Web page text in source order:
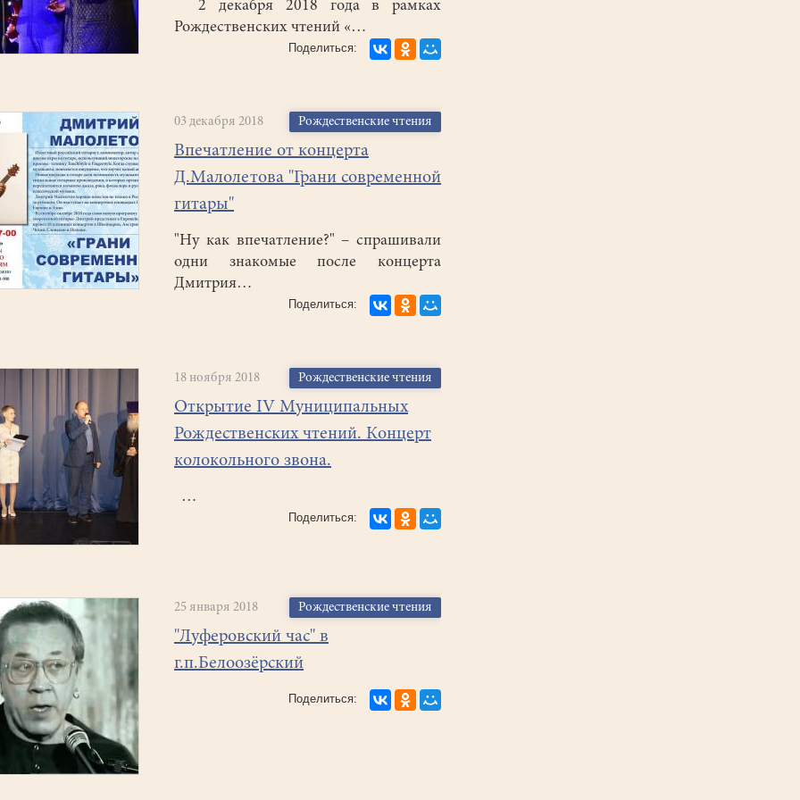
2 декабря 2018 года в рамках
Рождественских чтений «…
03 декабря 2018 Рождественские чтения
Впечатление от концерта
Д.Малолетова "Грани современной
гитары"
"Ну как впечатление?" – спрашивали
одни знакомые после концерта
Дмитрия…
18 ноября 2018 Рождественские чтения
Открытие IV Муниципальных
Рождественских чтений. Концерт
колокольного звона.
…
25 января 2018 Рождественские чтения
"Луферовский час" в
г.п.Белоозёрский